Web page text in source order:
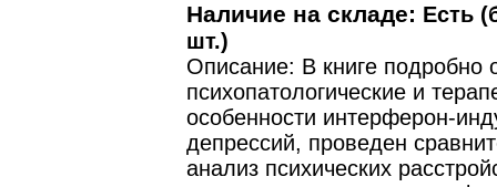
Наличие на складе: Есть
шт.)
Описание: В книге подробно
психопатологические и
особенности интерферон-
депрессий, проведен
анализ психических